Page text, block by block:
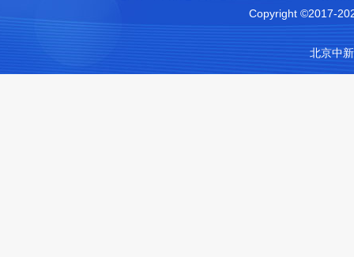
Copyright ©2017-
北京中